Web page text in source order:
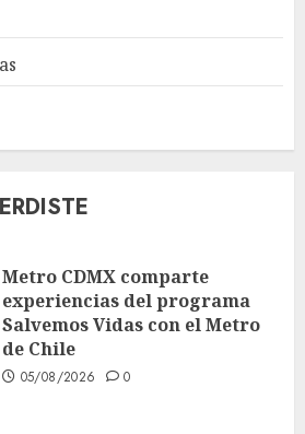
Metro CDMX comparte
experiencias del programa
Salvemos Vidas con el Metro
de Chile
05/08/2026 0